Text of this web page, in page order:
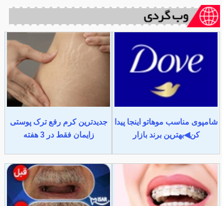
شامپوی مناسب موهاتو اینجا پیدا
کن◀بهترین برند بازار
جدیدترین کرم رفع ترک پوستی
زایمان فقط در 3 هفته